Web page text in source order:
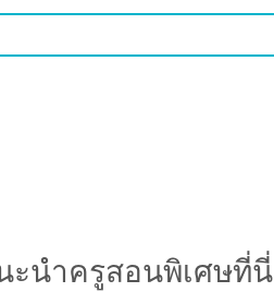
ะนำครูสอนพิเศษที่นี่